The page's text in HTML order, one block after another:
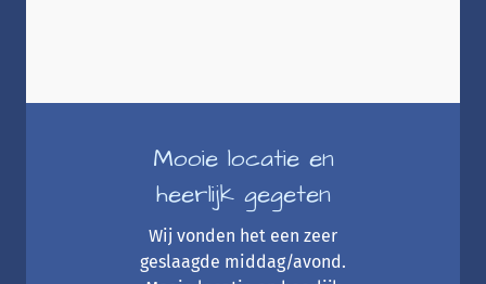
Mooie locatie en
heerlijk gegeten
Wij vonden het een zeer
geslaagde middag/avond.